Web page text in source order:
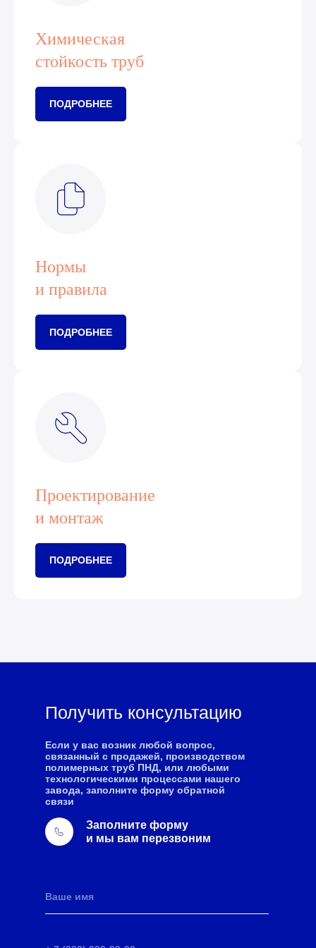
Химическая
стойкость труб
ПОДРОБНЕЕ
Нормы
и правила
ПОДРОБНЕЕ
Проектирование
и монтаж
ПОДРОБНЕЕ
Получить консультацию
Если у вас возник любой вопрос,
связанный с продажей, производством
полимерных труб ПНД, или любыми
технологическими процессами нашего
завода, заполните форму обратной
связи
Заполните форму
и мы вам перезвоним